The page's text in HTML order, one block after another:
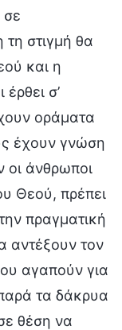
σε
στιγμή θα
και η
σ’
οράματα
έχουν γνώση
οι άνθρωποι
Θεού, πρέπει
πραγματική
αντέξουν τον
αγαπούν για
τα δάκρυα
θέση να